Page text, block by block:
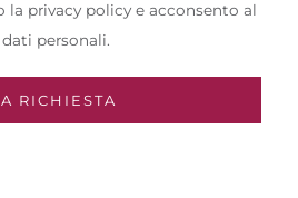
la privacy policy e acconsento al
personali.